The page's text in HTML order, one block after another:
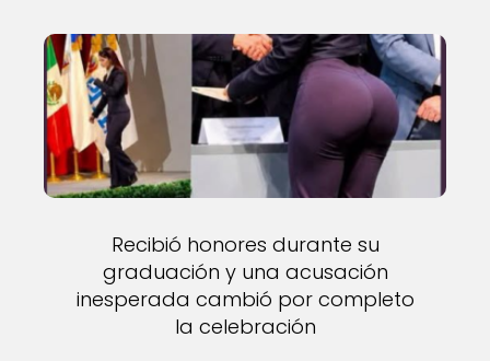
Recibió honores durante su
graduación y una acusación
inesperada cambió por completo
la celebración